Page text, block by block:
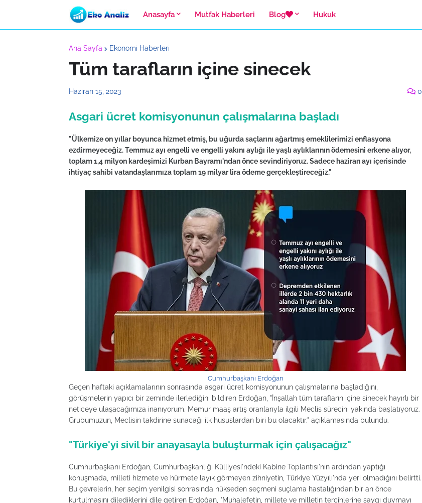
Anasayfa Mutfak Haberleri Blog Hukuk
Ana Sayfa Ekonomi Haberleri
Tüm tarafların içine sinecek
Haziran 15, 2023 0
Asgari ücret komisyonunun çalışmalarına başladı
"Ülkemize on yıllar boyunca hizmet etmiş, bu uğurda saçlarını ağartmış emeklilerimizi enflasyona
ezdirmeyeceğiz. Temmuz ayı engelli ve engelli yakını aylığı ile yaşlı aylıklarının ödemesini erkene alıyor,
toplam 1,4 milyon kardeşimizi Kurban Bayramı'ndan önce sevindiriyoruz. Sadece haziran ayı içerisinde
ihtiyaç sahibi vatandaşlarımıza toplam 19 milyar lira ödeme gerçekleştireceğiz."
Cumhurbaşkanı Erdoğan
Geçen haftaki açıklamalarının sonrasında asgari ücret komisyonunun çalışmalarına başladığını,
görüşmelerin yapıcı bir zeminde ilerlediğini bildiren Erdoğan, "İnşallah tüm tarafların içine sinecek hayırlı bir
neticeye ulaşacağımıza inanıyorum. Memur maaş artış oranlarıyla ilgili Meclis sürecini yakında başlatıyoruz.
Grubumuzun, Meclisin takdirine sunacağı ilk hususlardan biri bu olacaktır." açıklamasında bulundu.
"Türkiye'yi sivil bir anayasayla buluşturmak için çalışacağız"
Cumhurbaşkanı Erdoğan, Cumhurbaşkanlığı Külliyesi'ndeki Kabine Toplantısı'nın ardından yaptığı
konuşmada, milleti hizmete ve hürmete layık görmeyen zihniyetin, Türkiye Yüzyılı'nda yeri olmadığını belirtti.
Bu çevrelerin, her seçim yenilgisi sonrasında nükseden seçmeni suçlama hastalığından bir an önce
kurtulmasını dilediklerini dile getiren Erdoğan, "Muhalefetin, millete ve milletin tercihlerine saygı duymayı